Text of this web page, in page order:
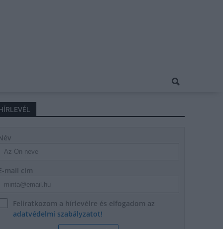
mail cím
Feliratkozom a hírlevélre és elfogadom az
adatvédelmi szabályzatot!